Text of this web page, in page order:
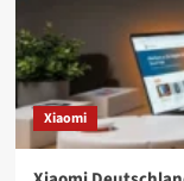
Xiaomi